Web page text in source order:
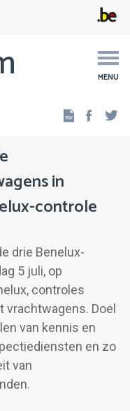
MENU
in
controle
drie Benelux-
5 juli, op
controles
Doel
van kennis en
en zo
van